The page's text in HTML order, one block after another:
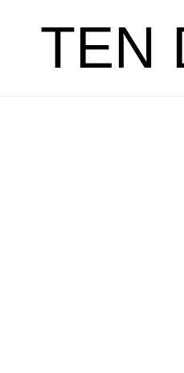
TEN